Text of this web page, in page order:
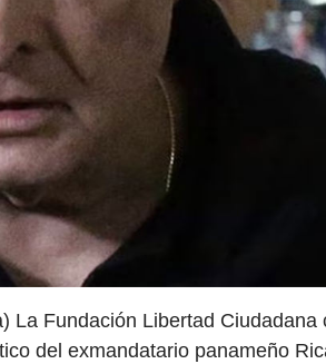
La Fundación Libertad Ciudadana
del exmandatario panameño